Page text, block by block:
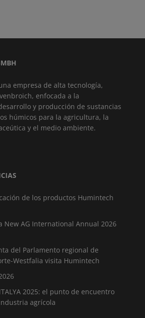
empresa de alta tecnología,
enfocada a la
y producción de sustancias
húmicos para la agricultura, la
y el medio ambiente.
de los productos Humintech
New AG International Annual 2026
del Parlamento regional de
Westfalia visita Humintech
2025: el punto de encuentro
agrícola